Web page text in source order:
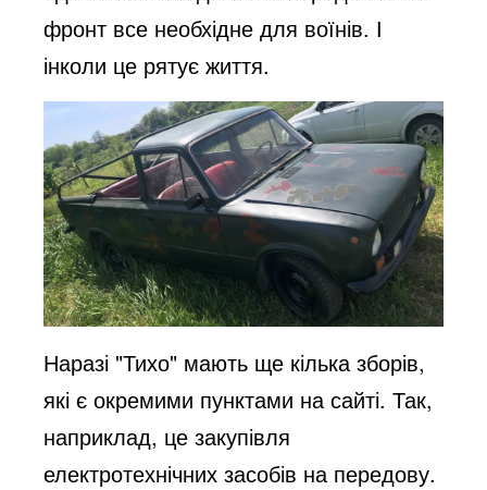
фронт все необхідне для воїнів. І
інколи це рятує життя.
Наразі "Тихо" мають ще кілька зборів,
які є окремими пунктами на сайті. Так,
наприклад, це закупівля
електротехнічних засобів на передову.